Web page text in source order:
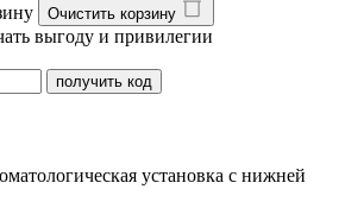
Очистить корзину
выгоду и привилегии
получить код
установка с нижней